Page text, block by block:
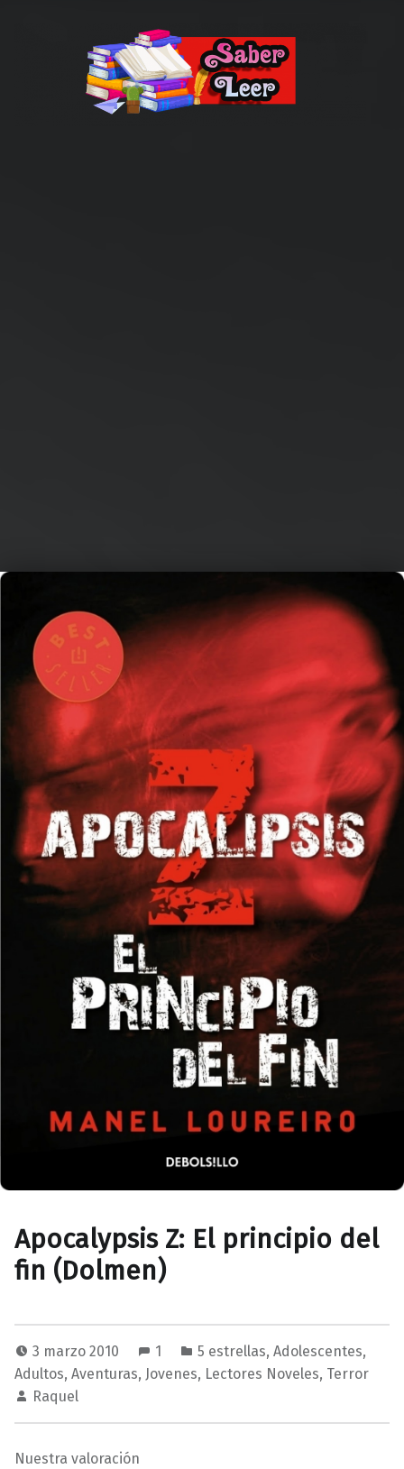
Apocalypsis Z: El principio del
fin (Dolmen)
3 marzo 2010 1 5 estrellas, Adolescentes,
Adultos, Aventuras, Jovenes, Lectores Noveles, Terror
Raquel
Nuestra valoración